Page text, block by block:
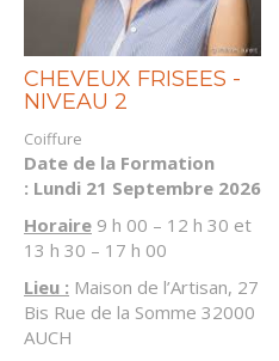
CHEVEUX FRISEES -
NIVEAU 2
Coiffure
Date de la Formation
: Lundi 21 Septembre 2026
Horaire 9 h 00 – 12 h 30 et
13 h 30 – 17 h 00
Lieu : Maison de l’Artisan, 27
Bis Rue de la Somme 32000
AUCH